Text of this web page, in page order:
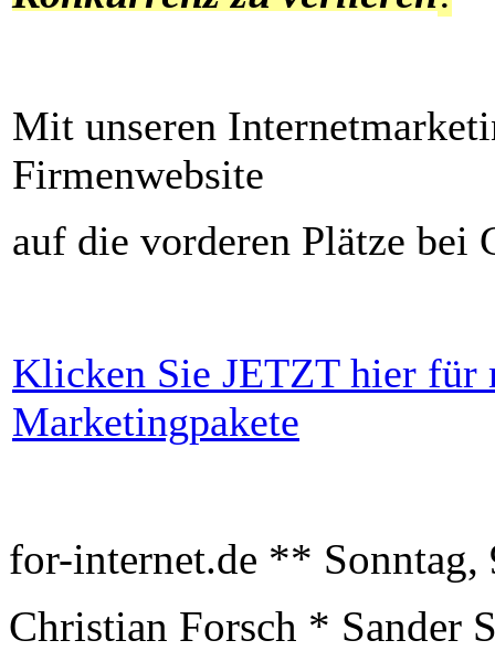
Mit unseren
Firmenwebsite
auf die vorderen Plätze bei
Klicken Sie JETZT hier für
Marketingpakete
for-internet.de ** Sonntag,
Christian Forsch * Sander